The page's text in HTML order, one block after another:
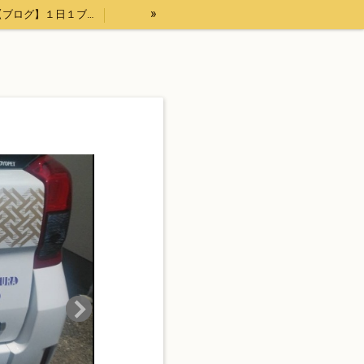
【ブログ】１日１ブログ »